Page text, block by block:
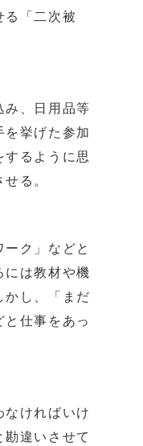
る「二次被
、日用品等
を挙げた参加
るように思
る。
ク」などと
には教材や機
かし、「まだ
仕事をあっ
ければいけ
違いさせて